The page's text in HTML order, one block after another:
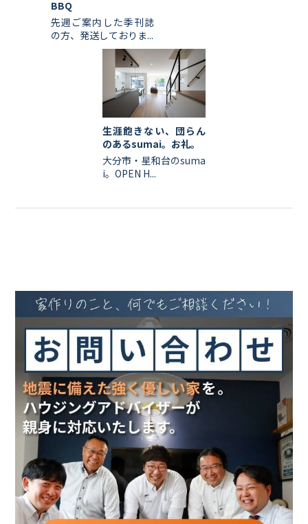
BBQ
先週ご案内した季刊誌
の方、発送しておりま...
生涯飽きない、団らん
のあるsumai。お礼。
大分市・星和台のsuma
i。OPEN H...